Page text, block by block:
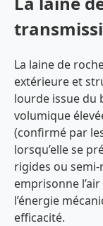
La laine de
extérieure et
lourde issue du
volumique
(confirmé par
lorsqu’elle se
rigides ou
emprisonne
l’énergie
efficacité.